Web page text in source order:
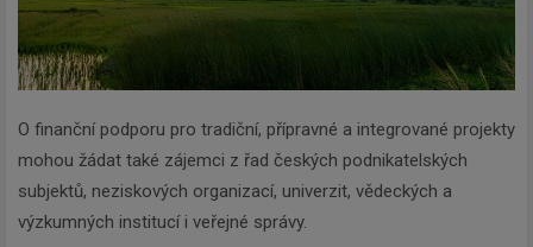
O finanční podporu pro tradiční, přípravné a integrované projekty
mohou žádat také zájemci z řad českých podnikatelských
subjektů, neziskových organizací, univerzit, vědeckých a
výzkumných institucí i veřejné správy.